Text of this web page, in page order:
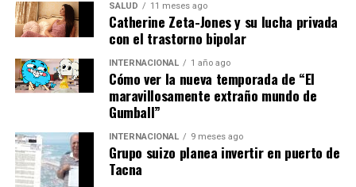
Este incidente pone de relieve las dificultades que
enfrentan las comunidades rurales en situaciones de
emergencia. La falta de infraestructura adecuada y
recursos logísticos puede ser crítica en operaciones de
búsqueda y rescate. Expertos en gestión de desastres
subrayan la importancia de mejorar la coordinación
entre las autoridades locales y nacionales para prevenir
y responder eficazmente a situaciones similares en el
futuro.
SALUD 11 meses ago
Catherine Zeta-Jones y su lucha privada
con el trastorno bipolar
INTERNACIONAL 1 año ago
Cómo ver la nueva temporada de “El
maravillosamente extraño mundo de
Gumball”
INTERNACIONAL 9 meses ago
Grupo suizo planea invertir en puerto de
Tacna